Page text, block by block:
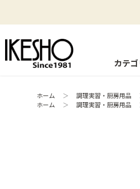
カテ
ホーム ＞ 調理実習・厨房用品
ホーム
＞ 調理実習・厨房用品